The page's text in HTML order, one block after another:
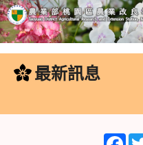
跳
內
最新訊息